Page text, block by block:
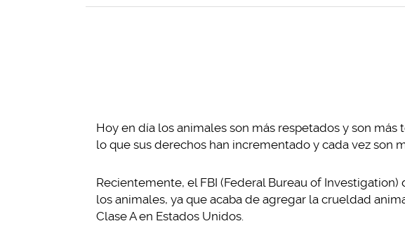
Hoy en día los animales son más respetados y son
lo que sus derechos han incrementado y cada vez son
Recientemente, el FBI (Federal Bureau of
los animales, ya que acaba de agregar la crueldad
Clase A en Estados Unidos.